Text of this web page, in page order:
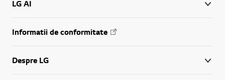
LG AI
Informatii de conformitate
Despre LG